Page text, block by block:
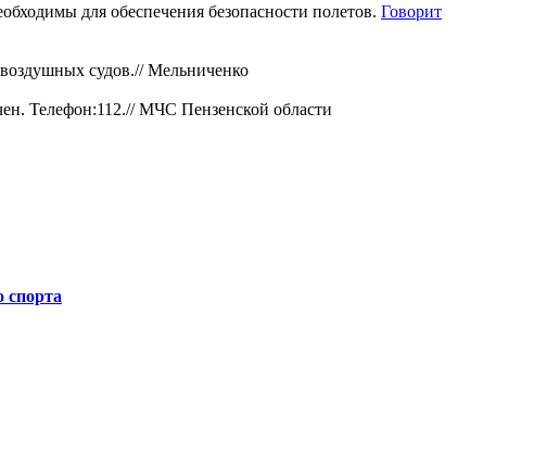
для обеспечения безопасности полетов. Говорит
судов.//Мельниченко
Телефон:112.//МЧС Пензенской области